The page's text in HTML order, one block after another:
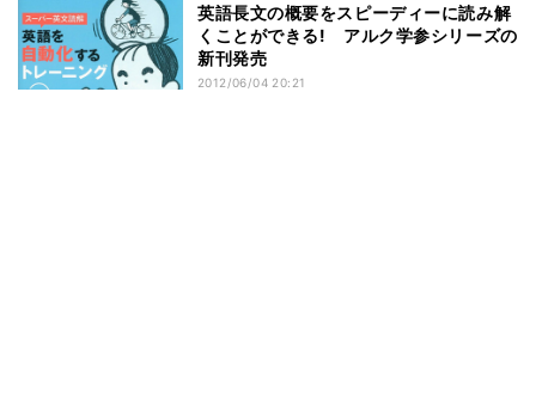
英語長文の概要をスピーディーに読み解
くことができる! アルク学参シリーズの
新刊発売
2012/06/04 20:21